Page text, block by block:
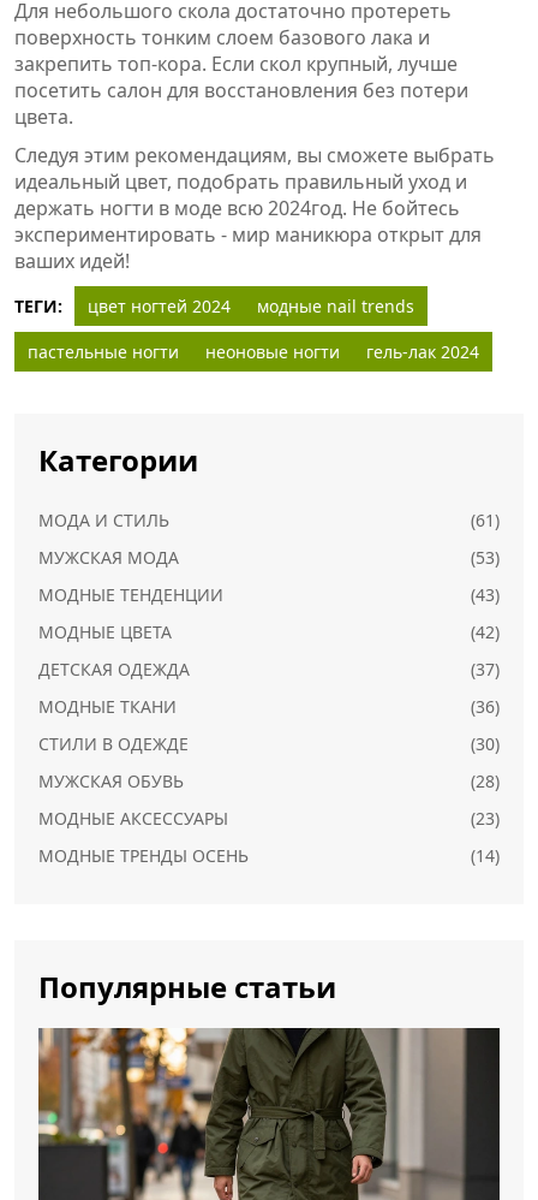
Для небольшого скола достаточно протереть
поверхность тонким слоем базового лака и
закрепить топ‑кора. Если скол крупный, лучше
посетить салон для восстановления без потери
цвета.
Следуя этим рекомендациям, вы сможете выбрать
идеальный цвет, подобрать правильный уход и
держать ногти в моде всю 2024год. Не бойтесь
экспериментировать - мир маникюра открыт для
ваших идей!
ТЕГИ: цвет ногтей 2024
модные nail trends
пастельные ногти
неоновые ногти гель-лак 2024
Категории
МОДА И СТИЛЬ
(61)
МУЖСКАЯ МОДА
(53)
МОДНЫЕ ТЕНДЕНЦИИ
(43)
МОДНЫЕ ЦВЕТА
(42)
ДЕТСКАЯ ОДЕЖДА
(37)
МОДНЫЕ ТКАНИ
(36)
СТИЛИ В ОДЕЖДЕ
(30)
МУЖСКАЯ ОБУВЬ
(28)
МОДНЫЕ АКСЕССУАРЫ
(23)
МОДНЫЕ ТРЕНДЫ ОСЕНЬ
(14)
Популярные статьи